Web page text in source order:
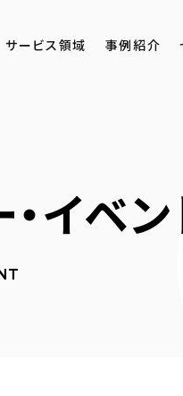
サービス領域 事例紹介
イベン